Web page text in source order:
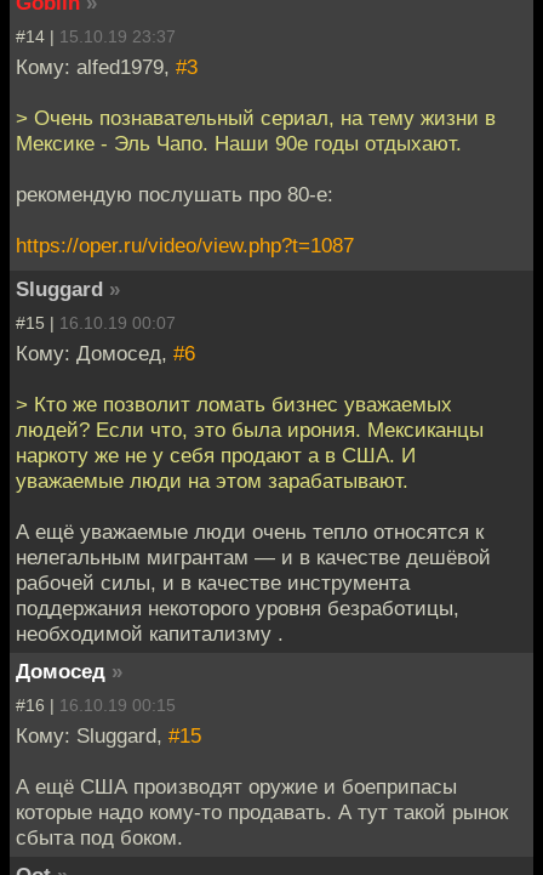
#14 | 15.10.19 23:37
Кому: alfed1979, #3
> Очень познавательный сериал, на тему жизни в
Мексике - Эль Чапо. Наши 90е годы отдыхают.
рекомендую послушать про 80-е:
https://oper.ru/video/view.php?t=1087
Sluggard »
#15 | 16.10.19 00:07
Кому: Домосед, #6
> Кто же позволит ломать бизнес уважаемых
людей? Если что, это была ирония. Мексиканцы
наркоту же не у себя продают а в США. И
уважаемые люди на этом зарабатывают.
А ещё уважаемые люди очень тепло относятся к
нелегальным мигрантам — и в качестве дешёвой
рабочей силы, и в качестве инструмента
поддержания некоторого уровня безработицы,
необходимой капитализму .
Домосед »
#16 | 16.10.19 00:15
Кому: Sluggard, #15
А ещё США производят оружие и боеприпасы
которые надо кому-то продавать. А тут такой рынок
сбыта под боком.